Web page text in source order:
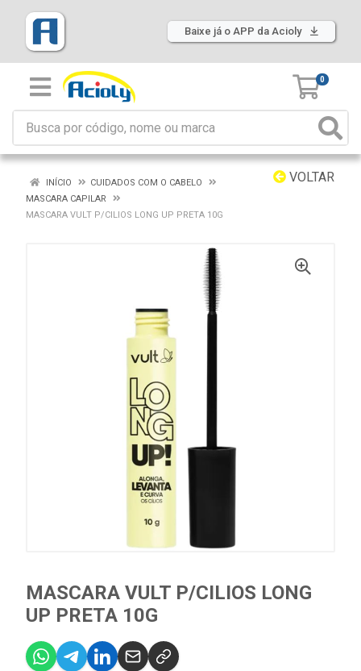
Baixe já o APP da Acioly
0
VOLTAR
INÍCIO
CUIDADOS COM O CABELO
MASCARA CAPILAR
MASCARA VULT P/CILIOS LONG UP PRETA 10G
MASCARA VULT P/CILIOS LONG
UP PRETA 10G